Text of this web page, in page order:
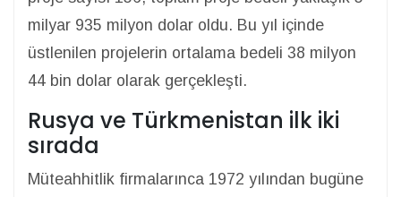
milyar 935 milyon dolar oldu. Bu yıl içinde
üstlenilen projelerin ortalama bedeli 38 milyon
44 bin dolar olarak gerçekleşti.
Rusya ve Türkmenistan ilk iki
sırada
Müteahhitlik firmalarınca 1972 yılından bugüne